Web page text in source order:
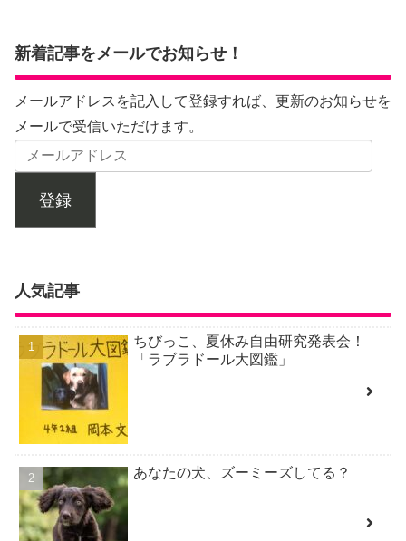
新着記事をメールでお知らせ！
メールアドレスを記入して登録すれば、更新のお知らせを
メールで受信いただけます。
登録
人気記事
ちびっこ、夏休み自由研究発表会！
「ラブラドール大図鑑」
あなたの犬、ズーミーズしてる？